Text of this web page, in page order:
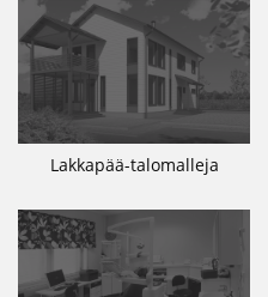
Lakkapää-talomalleja